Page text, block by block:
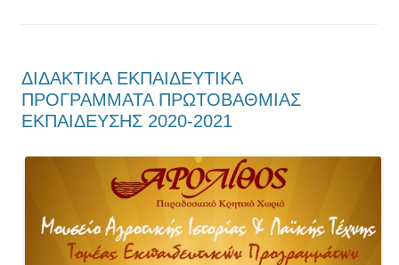
ΔΙΔΑΚΤΙΚΑ ΕΚΠΑΙΔΕΥΤΙΚΑ
ΠΡΟΓΡΑΜΜΑΤΑ ΠΡΩΤΟΒΑΘΜΙΑΣ
ΕΚΠΑΙΔΕΥΣΗΣ 2020-2021